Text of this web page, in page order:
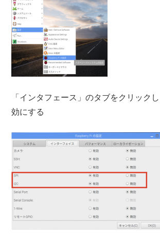
「インタフェース」のタブをクリック
効にする